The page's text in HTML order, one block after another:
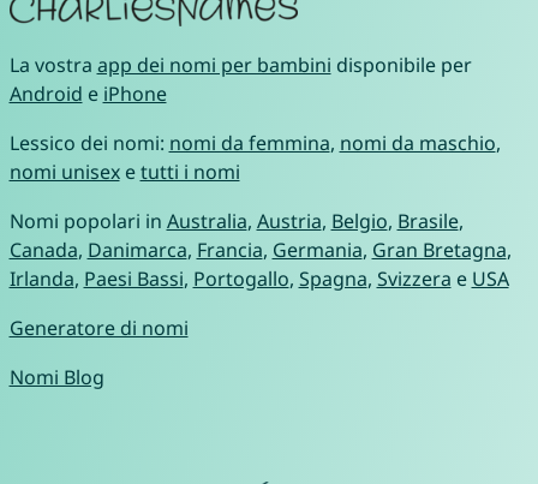
La vostra app dei nomi per bambini disponibile per
Android e iPhone
Lessico dei nomi: nomi da femmina, nomi da maschio,
nomi unisexetutti i nomi
Nomi popolari in Australia, Austria, Belgio, Brasile,
Canada, Danimarca, Francia, Germania, Gran Bretagna,
Irlanda, Paesi Bassi, Portogallo, Spagna, Svizzera e USA
Generatore di nomi
Nomi Blog